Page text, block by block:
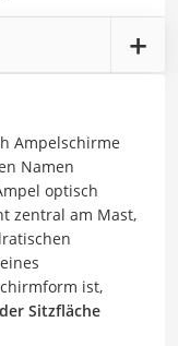
Ampelschirme
Namen
optisch
zentral am Mast,
ist,
Sitzfläche